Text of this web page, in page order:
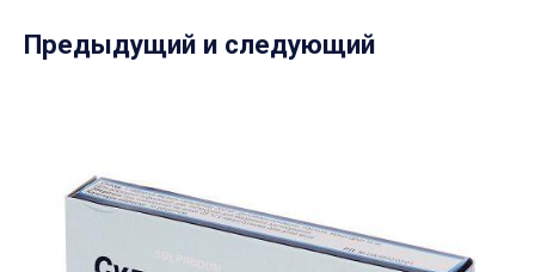
Предыдущий и следующий